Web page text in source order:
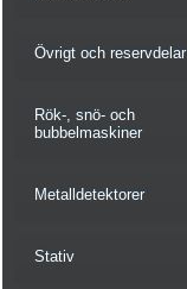
Övrigt och reservdelar
Rök-, snö- och
bubbelmaskiner
Metalldetektorer
Stativ